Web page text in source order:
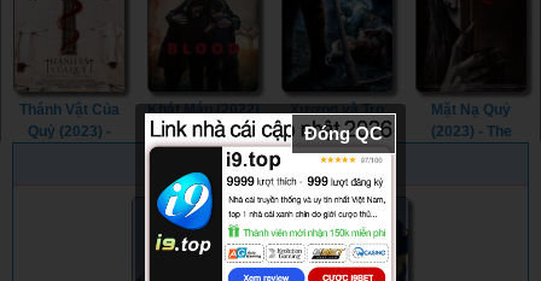
Eve (2023)
Thánh Vật Của
Quỷ (2023) -
Khát Máu (2022)
- Blood (2022)
Xương và Tro
(2022) - Ash and
Bone (2022)
Mặt Nạ Quỷ
(2023) - The
PHIM NGẪU NHIÊN
Đóng QC